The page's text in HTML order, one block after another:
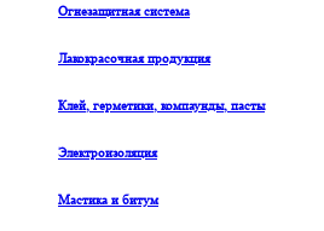
Огнезащитная система
Лакокрасочная продукция
Клей, герметики, компаунды, пасты
Электроизоляция
Мастика и битум